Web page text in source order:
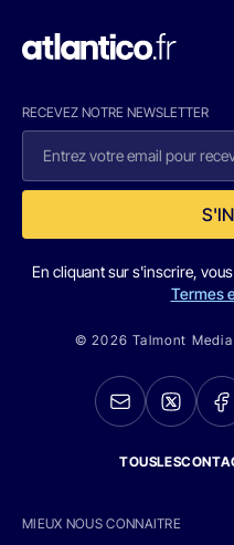
RECEVEZ NOTRE NEWSLETTER
En cliquant sur s'inscrire,
Termes
© 2026 Talmont
MIEUX NOUS CONNAITRE